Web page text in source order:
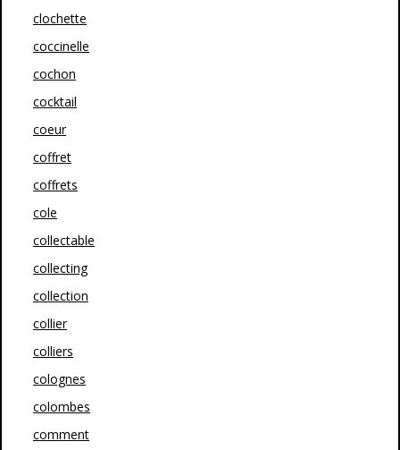
clochette
coccinelle
cochon
cocktail
coeur
coffret
coffrets
cole
collectable
collecting
collection
collier
colliers
colognes
colombes
comment